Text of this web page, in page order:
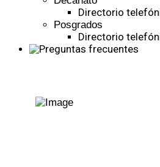
Directorio
Posgrados
Directorio